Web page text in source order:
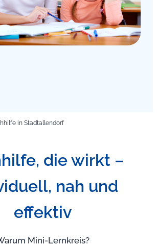
in Stadtallendorf
die wirkt –
nah und
effektiv
Mini-Lernkreis?